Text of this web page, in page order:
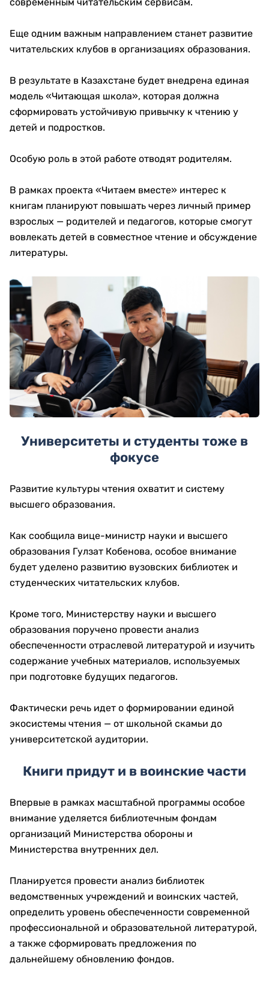
Еще одним важным направлением станет развитие
читательских клубов в организациях образования.
В результате в Казахстане будет внедрена единая
модель «Читающая школа», которая должна
сформировать устойчивую привычку к чтению у
детей и подростков.
Особую роль в этой работе отводят родителям.
В рамках проекта «Читаем вместе» интерес к
книгам планируют повышать через личный пример
взрослых — родителей и педагогов, которые смогут
вовлекать детей в совместное чтение и обсуждение
литературы.
Университеты и студенты тоже в
фокусе
Развитие культуры чтения охватит и систему
высшего образования.
Как сообщила вице-министр науки и высшего
образования Гулзат Кобенова, особое внимание
будет уделено развитию вузовских библиотек и
студенческих читательских клубов.
Кроме того, Министерству науки и высшего
образования поручено провести анализ
обеспеченности отраслевой литературой и изучить
содержание учебных материалов, используемых
при подготовке будущих педагогов.
Фактически речь идет о формировании единой
экосистемы чтения — от школьной скамьи до
университетской аудитории.
Книги придут и в воинские части
Впервые в рамках масштабной программы особое
внимание уделяется библиотечным фондам
организаций Министерства обороны и
Министерства внутренних дел.
Планируется провести анализ библиотек
ведомственных учреждений и воинских частей,
определить уровень обеспеченности современной
профессиональной и образовательной литературой,
а также сформировать предложения по
дальнейшему обновлению фондов.